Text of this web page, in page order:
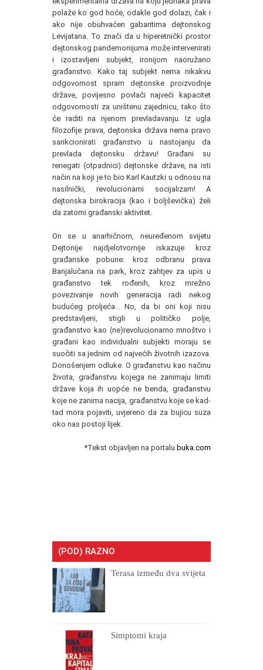
polaže ko god hoće, odakle god dolazi, čak i
ako nije obuhvaćen gabaritima dejtonskog
Levijatana. To znači da u hiperetnički prostor
dejtonskog pandemonijuma može intervenirati
i izostavljeni subjekt, ironijom naoružano
građanstvo. Kako taj subjekt nema nikakvu
odgovornost spram dejtonske proizvodnje
države, povijesno povlači najveći kapacitet
odgovornosti za uništenu zajednicu, tako što
će raditi na njenom prevladavanju. Iz ugla
filozofije prava, dejtonska država nema pravo
sankcionirati građanstvo u nastojanju da
prevlada dejtonsku državu! Građani su
renegati (otpadnici) dejtonske države, na isti
način na koji je to bio Karl Kautzki u odnosu na
nasilnički, revolucionarni socijalizam! A
dejtonska birokracija (kao i boljševička) želi
da zatomi građanski aktivitet.
On se u anarhičnom, neuređenom svijetu
Dejtonije najdjelotvornije iskazuje kroz
građanske pobune: kroz odbranu prava
Banjalučana na park, kroz zahtjev za upis u
građanstvo tek rođenih, kroz mrežno
povezivanje novih generacija radi nekog
budućeg proljeća... No, da bi oni koji nisu
predstavljeni, stigli u političko polje,
građanstvo kao (ne)revolucionarno mnoštvo i
građani kao individualni subjekti moraju se
suočiti sa jednim od najvećih životnih izazova.
Donošenjem odluke. O građanstvu kao načinu
života, građanstvu kojega ne zanimaju limiti
države koja ih uopće ne benda, građanstvu
koje ne zanima nacija, građanstvu koje se kad-
tad mora pojaviti, uvjereno da za bujicu suza
oko nas postoji lijek.
*Tekst objavljen na portalu buka.com
(POD) RAZNO
Terasa između dva svijeta
Simptomi kraja